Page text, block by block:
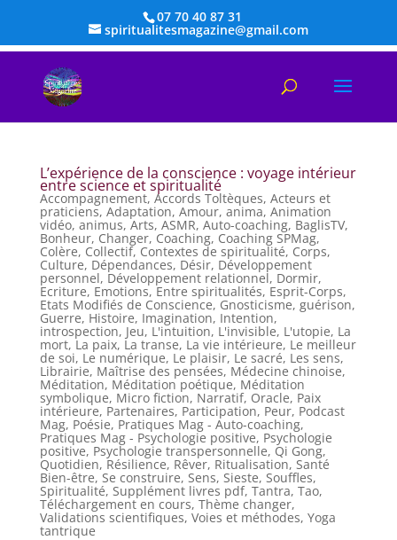
07 70 40 87 31
spiritualitesmagazine@gmail.com
L’expérience de la conscience : voyage intérieur
entre science et spiritualité
Accompagnement, Accords Toltèques, Acteurs et
praticiens, Adaptation, Amour, anima, Animation
vidéo, animus, Arts, ASMR, Auto-coaching, BaglisTV,
Bonheur, Changer, Coaching, Coaching SPMag,
Colère, Collectif, Contextes de spiritualité, Corps,
Culture, Dépendances, Désir, Développement
personnel, Développement relationnel, Dormir,
Ecriture, Emotions, Entre spiritualités, Esprit-Corps,
Etats Modifiés de Conscience, Gnosticisme, guérison,
Guerre, Histoire, Imagination, Intention,
introspection, Jeu, L'intuition, L'invisible, L'utopie, La
mort, La paix, La transe, La vie intérieure, Le meilleur
de soi, Le numérique, Le plaisir, Le sacré, Les sens,
Librairie, Maîtrise des pensées, Médecine chinoise,
Méditation, Méditation poétique, Méditation
symbolique, Micro fiction, Narratif, Oracle, Paix
intérieure, Partenaires, Participation, Peur, Podcast
Mag, Poésie, Pratiques Mag - Auto-coaching,
Pratiques Mag - Psychologie positive, Psychologie
positive, Psychologie transpersonnelle, Qi Gong,
Quotidien, Résilience, Rêver, Ritualisation, Santé
Bien-être, Se construire, Sens, Sieste, Souffles,
Spiritualité, Supplément livres pdf, Tantra, Tao,
Téléchargement en cours, Thème changer,
Validations scientifiques, Voies et méthodes, Yoga
tantrique